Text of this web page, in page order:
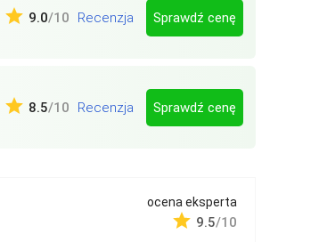
9.0/10 Recenzja Sprawdź cenę
8.5/10 Recenzja Sprawdź cenę
ocena eksperta
9.5/10